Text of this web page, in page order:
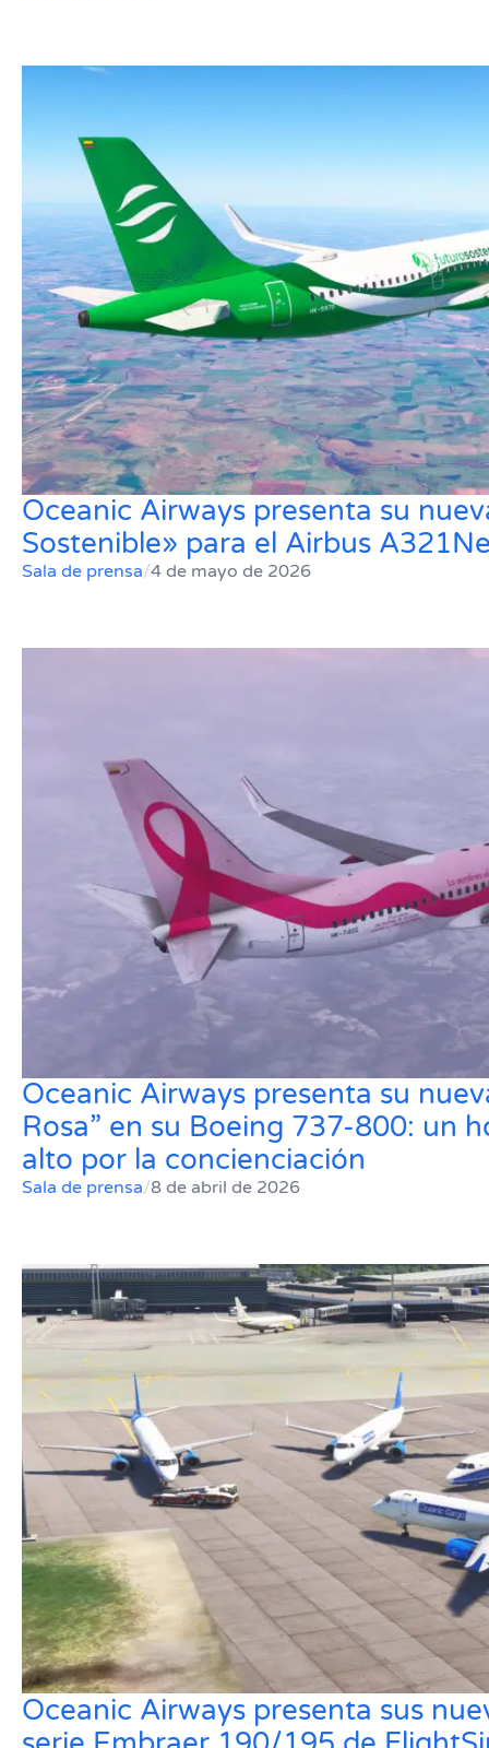
Oceanic Airways presenta su
Sostenible» para el Airbus
Sala de prensa/4 de mayo de 2026
Oceanic Airways presenta su
Rosa” en su Boeing 737-800: un
alto por la concienciación
Sala de prensa/8 de abril de 2026
Oceanic Airways presenta sus